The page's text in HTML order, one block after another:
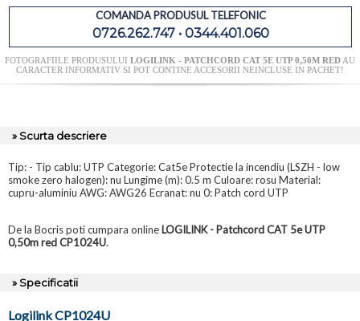
COMANDA PRODUSUL TELEFONIC
0726.262.747 • 0344.401.060
FOTOGRAFIILE PRODUSULUI LOGILINK - PATCHCORD CAT 5E UTP 0,50M REDAU
CARACTER INFORMATIV SI POT CONTINE ACCESORII NEINCLUSE IN PACHET!
» Scurta descriere
Tip: - Tip cablu: UTP Categorie: Cat5e Protectie la incendiu (LSZH - low
smoke zero halogen): nu Lungime (m): 0.5 m Culoare: rosu Material:
cupru-aluminiu AWG: AWG26 Ecranat: nu 0: Patch cord UTP
De la Bocris poti cumpara online LOGILINK - Patchcord CAT 5e UTP
0,50m red CP1024U.
» Specificatii
Logilink CP1024U